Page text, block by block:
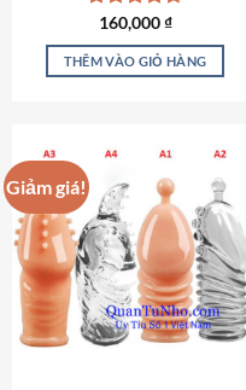
phẩm
Được xếp
hạng4.73
5 sao
160,000₫
THÊM VÀO GIỎ HÀNG
Giảm giá!